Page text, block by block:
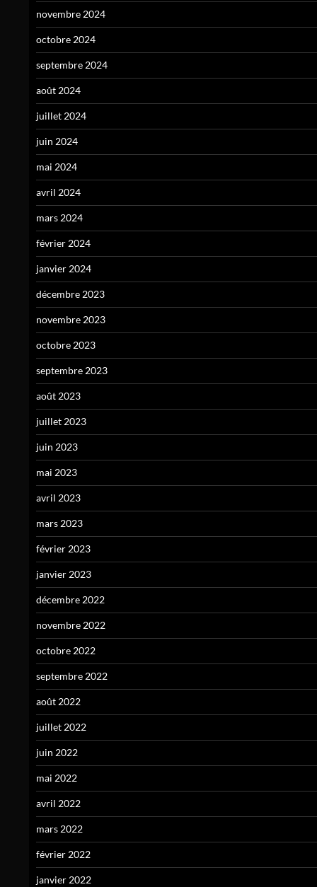
novembre 2024
octobre 2024
septembre 2024
août 2024
juillet 2024
juin 2024
mai 2024
avril 2024
mars 2024
février 2024
janvier 2024
décembre 2023
novembre 2023
octobre 2023
septembre 2023
août 2023
juillet 2023
juin 2023
mai 2023
avril 2023
mars 2023
février 2023
janvier 2023
décembre 2022
novembre 2022
octobre 2022
septembre 2022
août 2022
juillet 2022
juin 2022
mai 2022
avril 2022
mars 2022
février 2022
janvier 2022